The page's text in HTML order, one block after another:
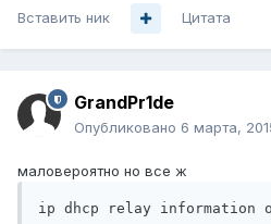
Вставить ник Цитата
GrandPr1de
Опубликовано 6 марта,
маловероятно но все ж
ip dhcp relay information